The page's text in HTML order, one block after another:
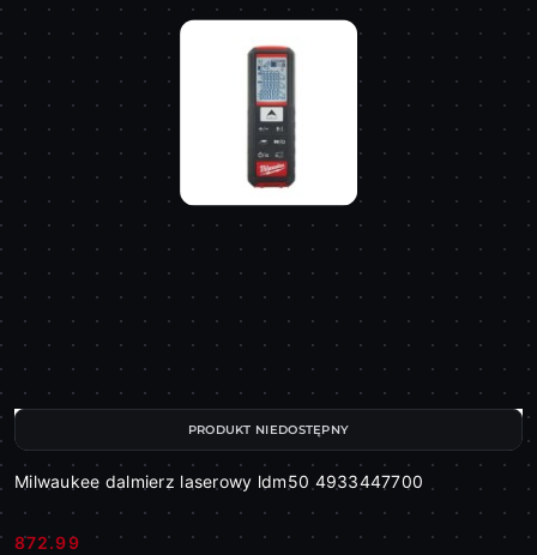
Milwaukee dalmierz laserowy ldm50 4933447700
872.99
PRODUKT NIEDOSTĘPNY